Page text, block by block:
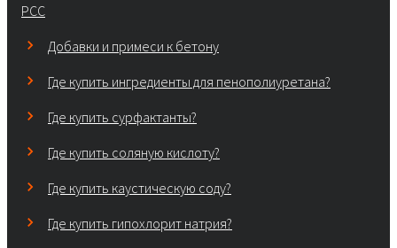
PCC
Добавки и примеси к бетону
Где купить ингредиенты для пенополиуретана?
Где купить сурфактанты?
Где купить соляную кислоту?
Где купить каустическую соду?
Где купить гипохлорит натрия?